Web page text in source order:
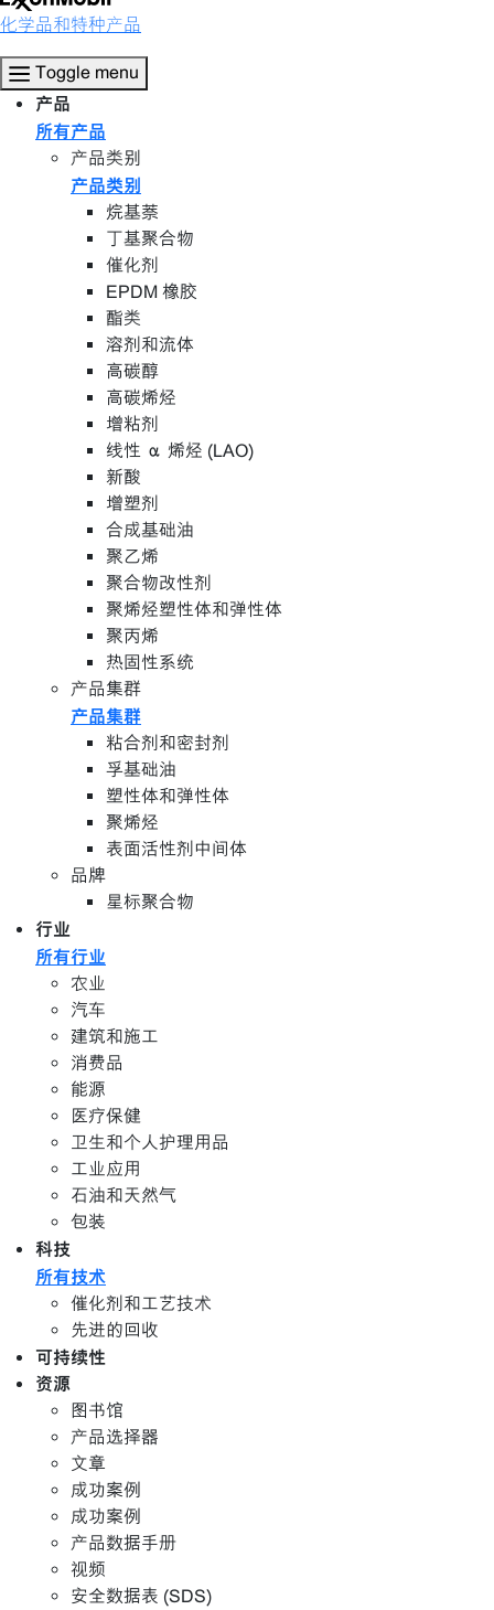
化学品和特种产品
Toggle menu
产品
所有产品
产品类别
产品类别
烷基萘
丁基聚合物
催化剂
EPDM 橡胶
酯类
溶剂和流体
高碳醇
高碳烯烃
增粘剂
线性 α 烯烃 (LAO)
新酸
增塑剂
合成基础油
聚乙烯
聚合物改性剂
聚烯烃塑性体和弹性体
聚丙烯
热固性系统
产品集群
产品集群
粘合剂和密封剂
孚基础油
塑性体和弹性体
聚烯烃
表面活性剂中间体
品牌
星标聚合物
行业
所有行业
农业
汽车
建筑和施工
消费品
能源
医疗保健
卫生和个人护理用品
工业应用
石油和天然气
包装
科技
所有技术
催化剂和工艺技术
先进的回收
可持续性
资源
图书馆
产品选择器
文章
成功案例
成功案例
产品数据手册
视频
安全数据表 (SDS)